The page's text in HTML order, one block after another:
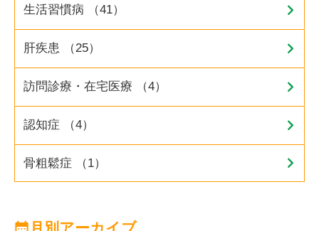
生活習慣病 （41）
肝疾患 （25）
訪問診療・在宅医療 （4）
認知症 （4）
骨粗鬆症 （1）